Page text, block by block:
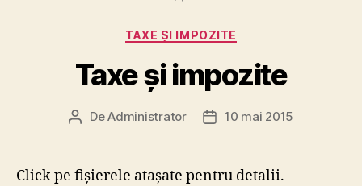
Categorii
TAXE ȘI IMPOZITE
Taxe şi impozite
Autor
DeAdministrator
Dată10 mai 2015
Click pe fişierele ataşate pentru detalii.